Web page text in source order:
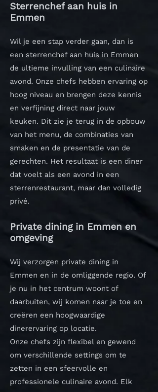
Sterrenchef aan huis in
Emmen
Wil je een stap verder gaan, dan is
een sterrenchef aan huis in Emmen
de ultieme invulling van een culinaire
avond. Onze chefs hebben ervaring op
hoog niveau en brengen deze kennis
en verfijning direct naar jouw
keuken. Dit zie je terug in de opbouw
van het menu, de combinaties van
smaken en de presentatie van de
gerechten. Het resultaat is een diner
dat voelt als een avond in een
sterrenrestaurant, maar dan volledig
privé.
Private dining in Emmen en
omgeving
Wij verzorgen private dining in
Emmen en in de omliggende regio. Of
je nu in het centrum woont of
daarbuiten, wij komen naar je toe en
creëren een hoogwaardige
dinerervaring op locatie.
Onze chefs zijn flexibel en gewend
om verschillende settings om te
zetten in een sfeervolle en
professionele culinaire avond. Elk